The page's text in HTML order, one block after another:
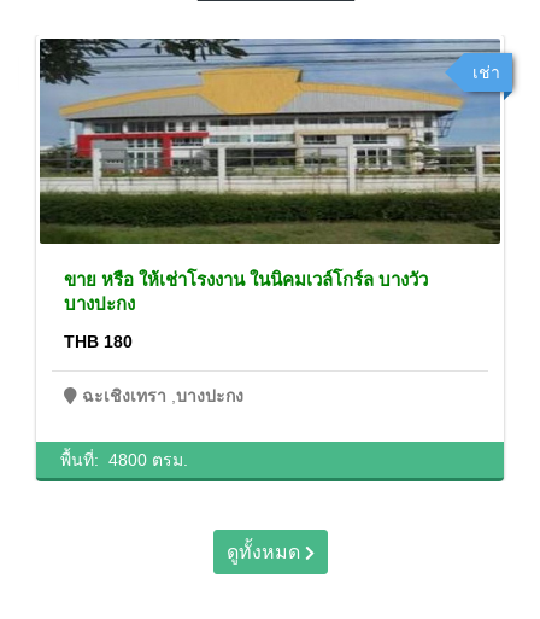
เช่า
ขาย หรือ ให้เช่าโรงงาน ในนิคมเวล์โกร์ล บางวัว
บางปะกง
THB 180
ฉะเชิงเทรา บางปะกง
พื้นที่: 4800 ตรม.
ดูทั้งหมด